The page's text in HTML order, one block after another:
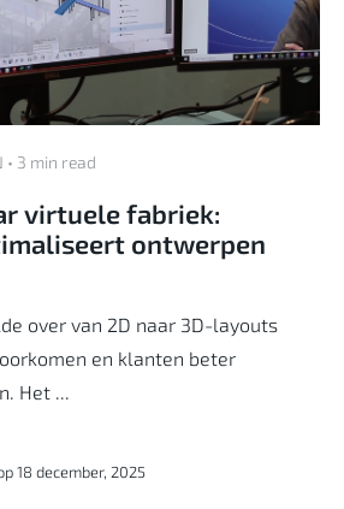
• 3 min read
virtuele fabriek:
ontwerpen
over van 2D naar 3D-layouts
en klanten beter
Het ...
18 december, 2025